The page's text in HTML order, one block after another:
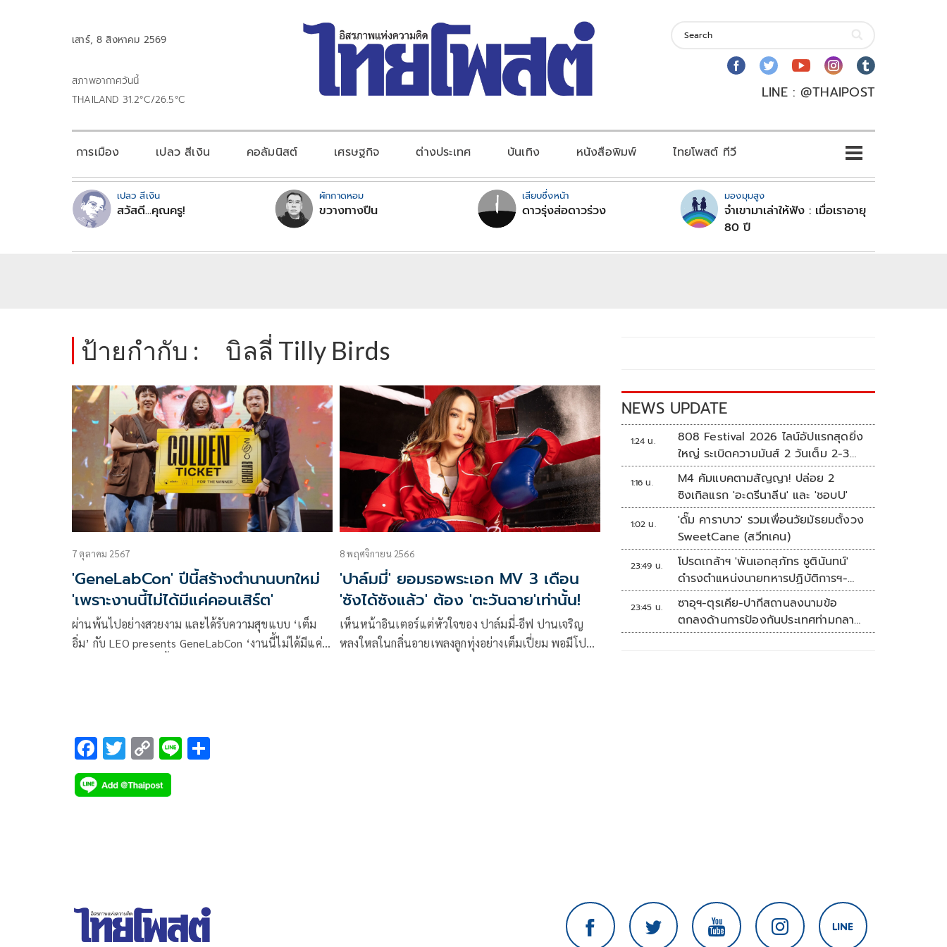
เสาร์, 8 สิงหาคม 2569
สภาพอากาศวันนี้
THAILAND 31.2°C/26.5°C
LINE : @THAIPOST
การเมือง เปลว สีเงิน คอลัมนิสต์ เศรษฐกิจ ต่างประเทศ บันเทิง หนังสือพิมพ์ ไทยโพสต์ ทีวี
เปลว สีเงิน
สวัสดี...คุณครู!
ผักกาดหอม
ขวางทางปืน
เสียบซึ่งหน้า
ดาวรุ่งส่อดาวร่วง
มองมุมสูง
จำเขามาเล่าให้ฟัง : เมื่อเราอายุ
80 ปี
ป้ายกำกับ : บิลลี่ Tilly Birds
7 ตุลาคม 2567
'GeneLabCon' ปีนี้สร้างตำนานบทใหม่
'เพราะงานนี้ไม่ได้มีแค่คอนเสิร์ต'
ผ่านพ้นไปอย่างสวยงาม และได้รับความสุขแบบ ‘เต็ม
อิ่ม’ กับ LEO presents GeneLabCon ‘งานนี้ไม่ได้มีแค่
8 พฤศจิกายน 2566
'ปาล์มมี่' ยอมรอพระเอก MV 3 เดือน
'ซังได้ซังแล้ว' ต้อง 'ตะวันฉาย'เท่านั้น!
เห็นหน้าอินเตอร์แต่หัวใจของ ปาล์มมี่-อีฟ ปานเจริญ
หลงใหลในกลิ่นอายเพลงลูกทุ่งอย่างเต็มเปี่ยม พอมีโปร
F
ac
e
T
wi
tt
C
o
p
Li
NEWS UPDATE
1:24 น.
808 Festival 2026 ไลน์อัปแรกสุดยิ่ง
ใหญ่ ระเบิดความมันส์ 2 วันเต็ม 2-3
ต.ค.นี้
1:16 น.
M4 คัมแบคตามสัญญา! ปล่อย 2
ซิงเกิลแรก 'อะดรีนาลีน' และ 'ชอบU'
1:02 น.
'ดั๊ม คาราบาว' รวมเพื่อนวัยมัธยมตั้งวง
SweetCane (สวีทเคน)
23:49 น.
โปรดเกล้าฯ 'พันเอกสุภัทร ชูตินันทน์'
ดำรงตำแหน่งนายทหารปฏิบัติการฯ-
พระราชทานยศ 'พลตรี'
23:45 น.
ซาอุฯ-ตุรเคีย-ปากีสถานลงนามข้อ
ตกลงด้านการป้องกันประเทศท่ามกลาง
สงครามในภูมิภาค